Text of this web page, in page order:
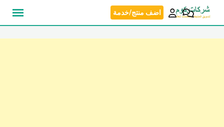
انتقل
اضف منتج/خدمة